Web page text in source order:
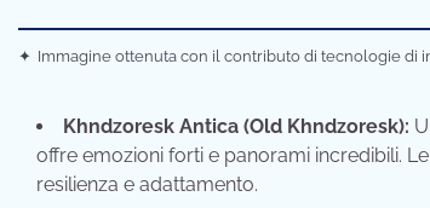
✦ Immagine ottenuta con il contributo di tecnologie di
Khndzoresk Antica (Old Khndzoresk):
offre emozioni forti e panorami incredibili.
resilienza e adattamento.